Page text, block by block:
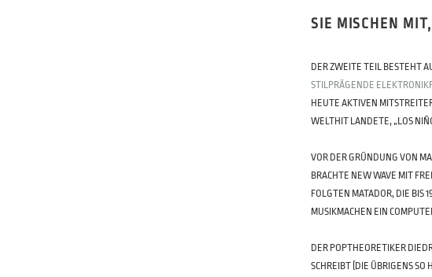
SIE MISCHEN
DER ZWEITE TEIL BESTEHT
STILPRÄGENDE
HEUTE AKTIVEN
WELTHIT LANDETE, „LOS
VOR DER GRÜNDUNG VON
BRACHTE NEW WAVE MIT
FOLGTEN MATADOR, DIE BIS
MUSIKMACHEN EIN
DER POPTHEORETIKER
SCHREIBT (DIE ÜBRIGENS SO